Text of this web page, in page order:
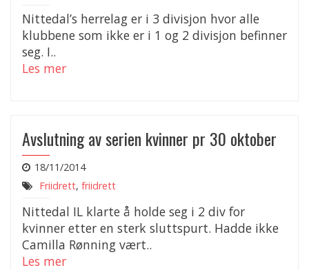
Nittedal’s herrelag er i 3 divisjon hvor alle
klubbene som ikke er i 1 og 2 divisjon befinner
seg. I..
Les mer
Avslutning av serien kvinner pr 30 oktober
18/11/2014
Friidrett, friidrett
Nittedal IL klarte å holde seg i 2 div for
kvinner etter en sterk sluttspurt. Hadde ikke
Camilla Rønning vært..
Les mer